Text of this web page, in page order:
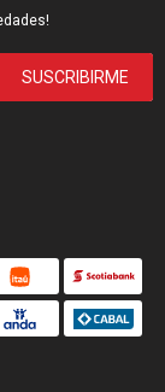
SUSCRIBIRME